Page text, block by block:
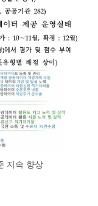
지속 향상